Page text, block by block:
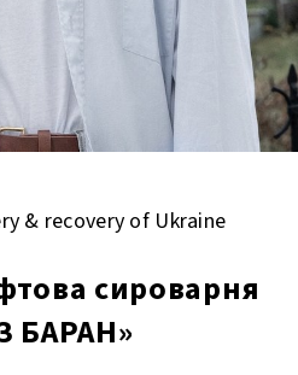
& recovery of Ukraine
сироварня
БАРАН»